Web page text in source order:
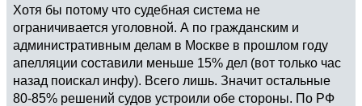
Хотя бы потому что судебная система не
ограничивается уголовной. А по гражданским и
административным делам в Москве в прошлом году
апелляции составили меньше 15% дел (вот только час
назад поискал инфу). Всего лишь. Значит остальные
80-85% решений судов устроили обе стороны. По РФ